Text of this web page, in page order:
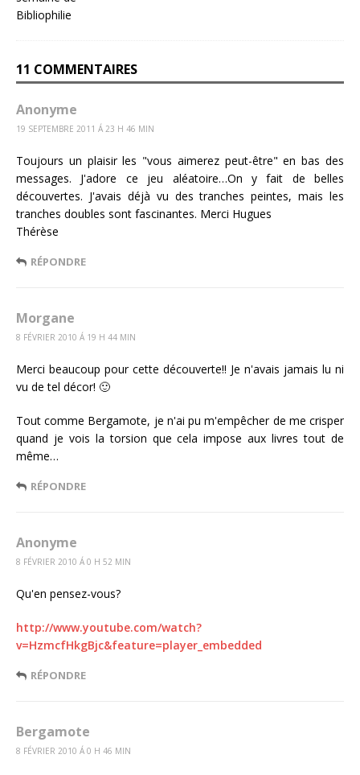
11 COMMENTAIRES
Anonyme
19 SEPTEMBRE 2011 Á 23 H 46 MIN
Toujours un plaisir les "vous aimerez peut-être" en bas des
messages. J'adore ce jeu aléatoire…On y fait de belles
découvertes. J'avais déjà vu des tranches peintes, mais les
tranches doubles sont fascinantes. Merci Hugues
Thérèse
RÉPONDRE
Morgane
8 FÉVRIER 2010 Á 19 H 44 MIN
Merci beaucoup pour cette découverte!! Je n'avais jamais lu ni
vu de tel décor! 🙂
Tout comme Bergamote, je n'ai pu m'empêcher de me crisper
quand je vois la torsion que cela impose aux livres tout de
même…
RÉPONDRE
Anonyme
8 FÉVRIER 2010 Á 0 H 52 MIN
Qu'en pensez-vous?
http://www.youtube.com/watch?
v=HzmcfHkgBjc&feature=player_embedded
RÉPONDRE
Bergamote
8 FÉVRIER 2010 Á 0 H 46 MIN